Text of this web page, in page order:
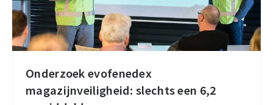
verslaan
Onderzoek evofenedex
magazijnveiligheid: slechts een 6,2
Onderzoek
evofenedex